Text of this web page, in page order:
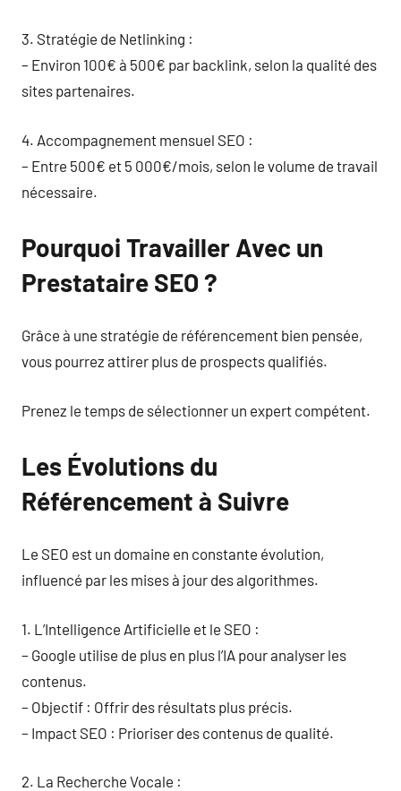
3. Stratégie de Netlinking :
– Environ 100€ à 500€ par backlink, selon la qualité des
sites partenaires.
4. Accompagnement mensuel SEO :
– Entre 500€ et 5 000€/mois, selon le volume de travail
nécessaire.
Pourquoi Travailler Avec un
Prestataire SEO ?
Grâce à une stratégie de référencement bien pensée,
vous pourrez attirer plus de prospects qualifiés.
Prenez le temps de sélectionner un expert compétent.
Les Évolutions du
Référencement à Suivre
Le SEO est un domaine en constante évolution,
influencé par les mises à jour des algorithmes.
1. L’Intelligence Artificielle et le SEO :
– Google utilise de plus en plus l’IA pour analyser les
contenus.
– Objectif : Offrir des résultats plus précis.
– Impact SEO : Prioriser des contenus de qualité.
2. La Recherche Vocale :